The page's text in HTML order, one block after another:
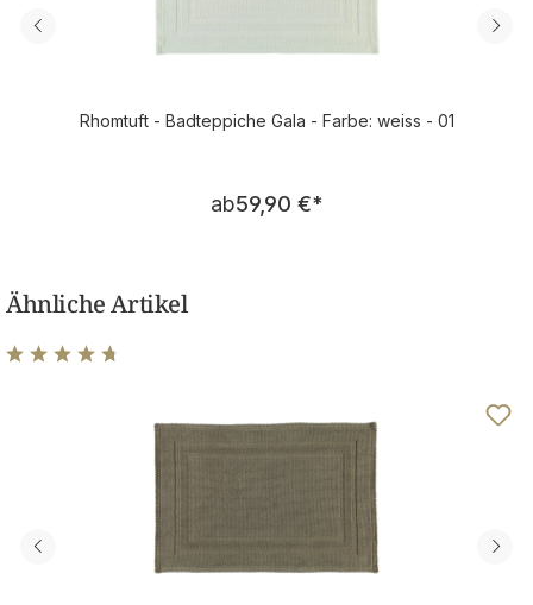
Rhomtuft - Badteppiche Gala - Farbe: weiss - 01
Regulärer Preis:
ab59,90 €*
Ähnliche Artikel